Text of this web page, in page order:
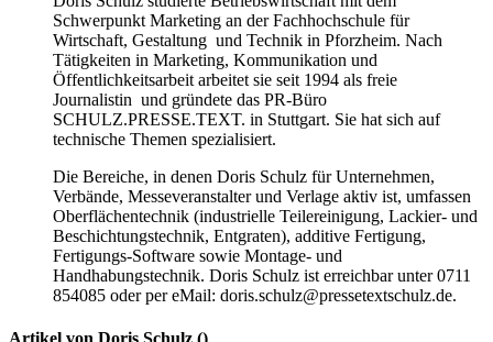
Schwerpunkt Marketing an der Fachhochschule für
Wirtschaft, Gestaltung und Technik in Pforzheim. Nach
Tätigkeiten in Marketing, Kommunikation und
Öffentlichkeitsarbeit arbeitet sie seit 1994 als freie
Journalistin und gründete das PR-Büro
SCHULZ.PRESSE.TEXT. in Stuttgart. Sie hat sich auf
technische Themen spezialisiert.
Die Bereiche, in denen Doris Schulz für Unternehmen,
Verbände, Messeveranstalter und Verlage aktiv ist, umfassen
Oberflächentechnik (industrielle Teilereinigung, Lackier- und
Beschichtungstechnik, Entgraten), additive Fertigung,
Fertigungs-Software sowie Montage- und
Handhabungstechnik. Doris Schulz ist erreichbar unter 0711
854085 oder per eMail: doris.schulz@pressetextschulz.de.